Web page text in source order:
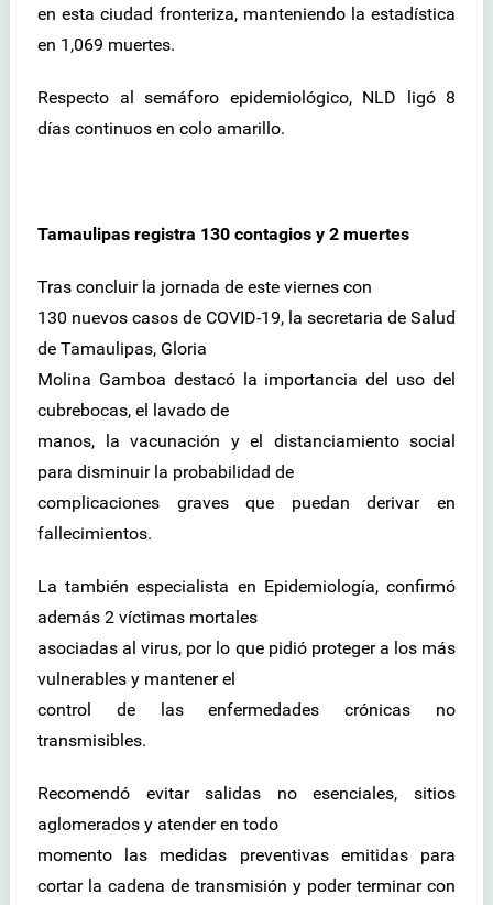
en esta ciudad fronteriza, manteniendo la estadística
en 1,069 muertes.
Respecto al semáforo epidemiológico, NLD ligó 8
días continuos en colo amarillo.
Tamaulipas registra 130 contagios y 2 muertes
Tras concluir la jornada de este viernes con
130 nuevos casos de COVID-19, la secretaria de Salud
de Tamaulipas, Gloria
Molina Gamboa destacó la importancia del uso del
cubrebocas, el lavado de
manos, la vacunación y el distanciamiento social
para disminuir la probabilidad de
complicaciones graves que puedan derivar en
fallecimientos.
La también especialista en Epidemiología, confirmó
además 2 víctimas mortales
asociadas al virus, por lo que pidió proteger a los más
vulnerables y mantener el
control de las enfermedades crónicas no
transmisibles.
Recomendó evitar salidas no esenciales, sitios
aglomerados y atender en todo
momento las medidas preventivas emitidas para
cortar la cadena de transmisión y poder terminar con